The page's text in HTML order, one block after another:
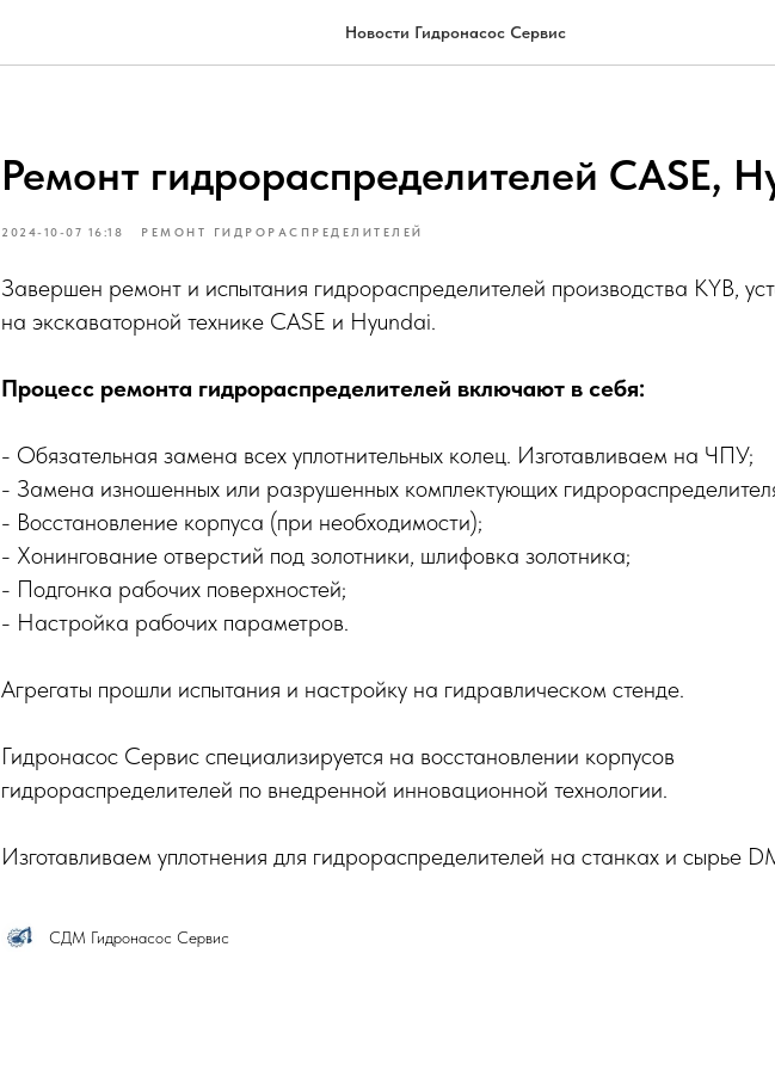
Новости Гидронасос Сервис
Ремонт гидрораспределителей CASE,
2024-10-07 16:18 РЕМОНТ ГИДРОРАСПРЕДЕЛИТЕЛЕЙ
Завершен ремонт и испытания гидрораспределителей производства KYB,
на экскаваторной технике CASE и Hyundai.
Процесс ремонта гидрораспределителей включают в себя:
- Обязательная замена всех уплотнительных колец. Изготавливаем на ЧПУ;
- Замена изношенных или разрушенных комплектующих
- Восстановление корпуса (при необходимости);
- Хонингование отверстий под золотники, шлифовка золотника;
- Подгонка рабочих поверхностей;
- Настройка рабочих параметров.
Агрегаты прошли испытания и настройку на гидравлическом стенде.
Гидронасос Сервис специализируется на восстановлении корпусов
гидрораспределителей по внедренной инновационной технологии.
Изготавливаем уплотнения для гидрораспределителей на станках и сырье
СДМ Гидронасос Сервис